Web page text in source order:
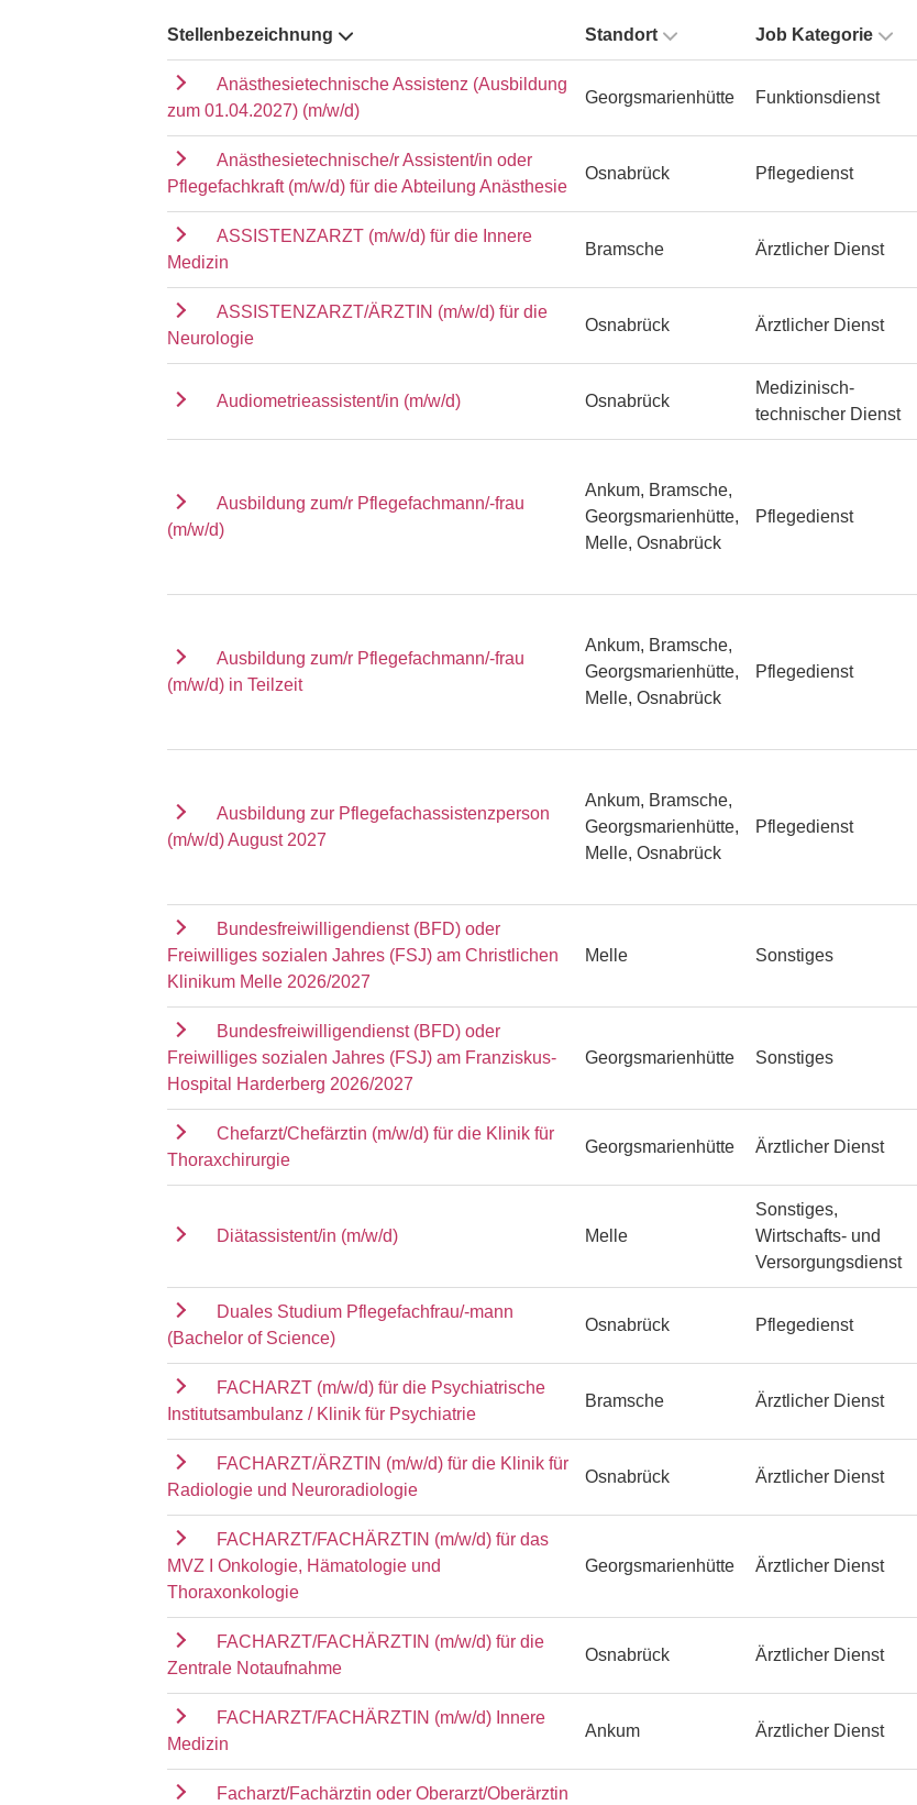
Stellenbezeichnung Standort Job Kategorie
Anästhesietechnische Assistenz (Ausbildung
zum 01.04.2027) (m/w/d)
Georgsmarienhütte Funktionsdienst
Anästhesietechnische/r Assistent/in oder
Pflegefachkraft (m/w/d) für die Abteilung Anästhesie
Osnabrück Pflegedienst
ASSISTENZARZT (m/w/d) für die Innere
Medizin
Bramsche Ärztlicher Dienst
ASSISTENZARZT/ÄRZTIN (m/w/d) für die
Neurologie
Osnabrück Ärztlicher Dienst
Audiometrieassistent/in (m/w/d) Osnabrück
Medizinisch-
technischer Dienst
Ausbildung zum/r Pflegefachmann/-frau
(m/w/d)
Ankum, Bramsche,
Georgsmarienhütte,
Melle, Osnabrück
Pflegedienst
Ausbildung zum/r Pflegefachmann/-frau
(m/w/d) in Teilzeit
Ankum, Bramsche,
Georgsmarienhütte,
Melle, Osnabrück
Pflegedienst
Ausbildung zur Pflegefachassistenzperson
(m/w/d) August 2027
Ankum, Bramsche,
Georgsmarienhütte,
Melle, Osnabrück
Pflegedienst
Bundesfreiwilligendienst (BFD) oder
Freiwilliges sozialen Jahres (FSJ) am Christlichen
Klinikum Melle 2026/2027
Melle Sonstiges
Bundesfreiwilligendienst (BFD) oder
Freiwilliges sozialen Jahres (FSJ) am Franziskus-
Hospital Harderberg 2026/2027
Georgsmarienhütte Sonstiges
Chefarzt/Chefärztin (m/w/d) für die Klinik für
Thoraxchirurgie
Georgsmarienhütte Ärztlicher Dienst
Diätassistent/in (m/w/d) Melle
Sonstiges,
Wirtschafts- und
Versorgungsdienst
Duales Studium Pflegefachfrau/-mann
(Bachelor of Science)
Osnabrück Pflegedienst
FACHARZT (m/w/d) für die Psychiatrische
Institutsambulanz / Klinik für Psychiatrie
Bramsche Ärztlicher Dienst
FACHARZT/ÄRZTIN (m/w/d) für die Klinik für
Radiologie und Neuroradiologie
Osnabrück Ärztlicher Dienst
FACHARZT/FACHÄRZTIN (m/w/d) für das
MVZ I Onkologie, Hämatologie und
Thoraxonkologie
Georgsmarienhütte Ärztlicher Dienst
FACHARZT/FACHÄRZTIN (m/w/d) für die
Zentrale Notaufnahme
Osnabrück Ärztlicher Dienst
FACHARZT/FACHÄRZTIN (m/w/d) Innere
Medizin
Ankum Ärztlicher Dienst
Facharzt/Fachärztin oder Oberarzt/Oberärztin